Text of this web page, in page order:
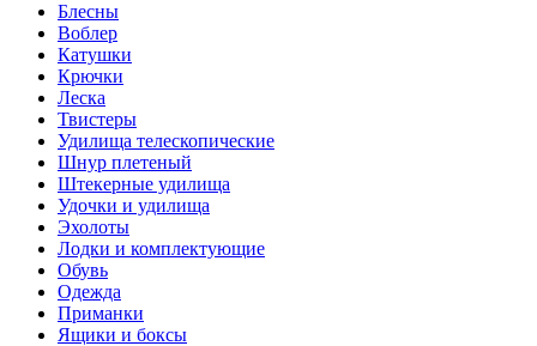
Блесны
Воблер
Катушки
Крючки
Леска
Твистеры
Удилища телескопические
Шнур плетеный
Штекерные удилища
Удочки и удилища
Эхолоты
Лодки и комплектующие
Обувь
Одежда
Приманки
Ящики и боксы